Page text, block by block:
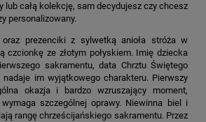
lub całą kolekcję, sam decydujesz czy chcesz
personalizowany.
oraz prezenciki z sylwetką anioła stróża w
czcionkę ze złotym połyskiem. Imię dziecka
sakramentu, data Chrztu Świętego
im wyjątkowego charakteru. Pierwszy
okazja i bardzo wzruszający moment,
szczególnej oprawy. Niewinna biel i
rangę chrześcijańskiego sakramentu. Przez